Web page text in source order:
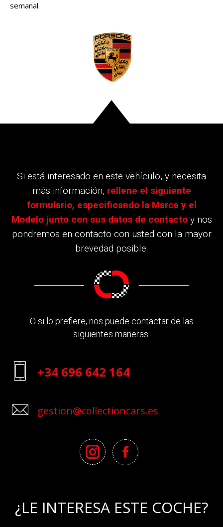
semanal.
Si está interesado en este vehículo, y necesita
más información, rellene el siguiente
formulario, especificando la Marca y el
Modelo junto con sus datos de contactoy nos
pondremos en contacto con usted con la mayor
brevedad posible.
O si lo prefiere, nos puede contactar de las
siguientes maneras:
+34 696 642 164
gestion@collectioncars.es
¿LE INTERESA ESTE COCHE?